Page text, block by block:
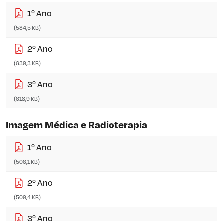
1º Ano
(584,5 KB)
2º Ano
(639,3 KB)
3º Ano
(618,9 KB)
Imagem Médica e Radioterapia
1º Ano
(506,1 KB)
2º Ano
(509,4 KB)
3º Ano